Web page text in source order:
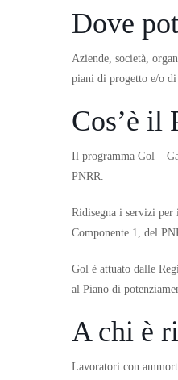
Dove
Aziende, società,
piani di progetto e/o di
Cos’è il
Il programma Gol –
PNRR.
Ridisegna i servizi per
Componente 1, del
Gol è attuato dalle
al Piano di
A chi è
Lavoratori con